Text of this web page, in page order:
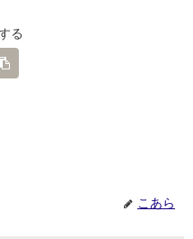
る
こあら